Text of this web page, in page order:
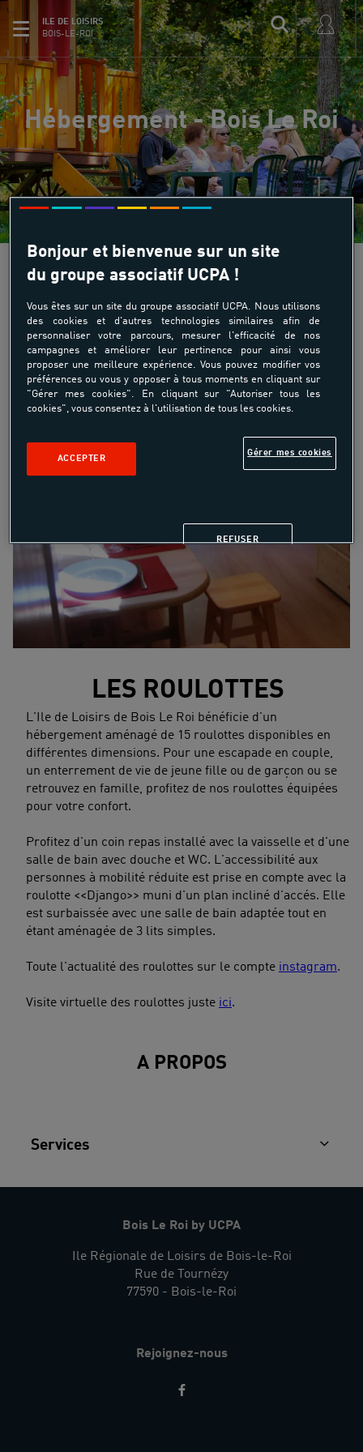
ILE DE LOISIRS
BOIS-LE-ROI
Hébergement - Bois Le Roi
LES ROULOTTES
L'Ile de Loisirs de Bois Le Roi bénéficie d'un
hébergement aménagé de 15 roulottes disponibles en
différentes dimensions. Pour une escapade en couple,
un enterrement de vie de jeune fille ou de garçon ou se
retrouvez en famille, profitez de nos roulottes équipées
pour votre confort.
Profitez d'un coin repas installé avec la vaisselle et d'une
salle de bain avec douche et WC. L'accessibilité aux
personnes à mobilité réduite est prise en compte avec la
roulotte <<Django>> muni d'un plan incliné d'accés. Elle
est surbaissée avec une salle de bain adaptée tout en
étant aménagée de 3 lits simples.
Toute l'actualité des roulottes sur le compte instagram.
Visite virtuelle des roulottes juste ici.
A PROPOS
Services
Bois Le Roi by UCPA
Ile Régionale de Loisirs de Bois-le-Roi
Rue de Tournézy
77590 - Bois-le-Roi
Rejoignez-nous
Bonjour et bienvenue sur un site
du groupe associatif UCPA !
Vous êtes sur un site du groupe associatif UCPA. Nous utilisons
des cookies et d'autres technologies similaires afin de
personnaliser votre parcours, mesurer l'efficacité de nos
campagnes et améliorer leur pertinence pour ainsi vous
proposer une meilleure expérience. Vous pouvez modifier vos
préférences ou vous y opposer à tous moments en cliquant sur
"Gérer mes cookies". En cliquant sur "Autoriser tous les
cookies", vous consentez à l'utilisation de tous les cookies.
Gérer mes cookies
REFUSER
ACCEPTER